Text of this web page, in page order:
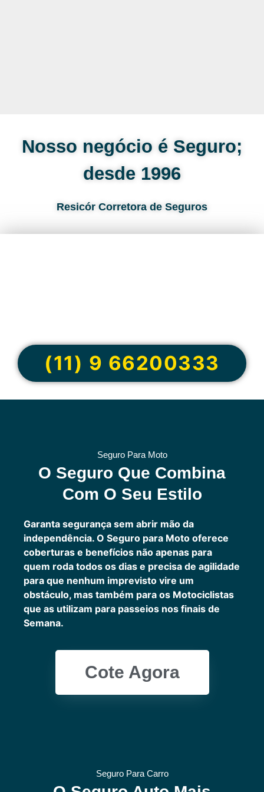
Nosso negócio é Seguro;
desde 1996
Resicór Corretora de Seguros
(11) 9 66200333
Seguro Para Moto
O Seguro Que Combina
Com O Seu Estilo
Garanta segurança sem abrir mão da
independência. O Seguro para Moto oferece
coberturas e benefícios não apenas para
quem roda todos os dias e precisa de agilidade
para que nenhum imprevisto vire um
obstáculo, mas também para os Motociclistas
que as utilizam para passeios nos finais de
Semana.
Cote Agora
Seguro Para Carro